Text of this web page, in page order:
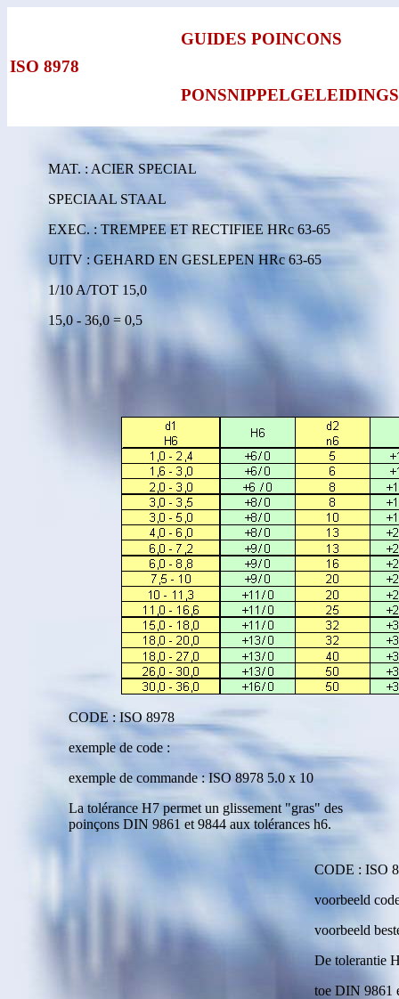
ISO 8978
GUIDES POINCONS
MAT. : ACIER SPECIAL
SPECIAAL STAAL
EXEC. : TREMPEE ET RECTIFIEE HRc 63-65
UITV : GEHARD EN GESLEPEN HRc 63-65
1/10 A/TOT 15,0
15,0 - 36,0 = 0,5
CODE : ISO 8978
exemple de code :
exemple de commande : ISO 8978 5.0 x 10
La tolérance H7 permet un glissement "gras" des
poinçons DIN 9861 et 9844 aux tolérances h6.
CODE : ISO
voorbeeld
voorbeeld
De tolerantie
toe DIN 9861